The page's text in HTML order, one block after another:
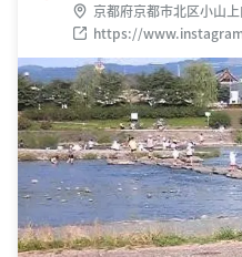
京都府京都市北区小山
https://
28066917